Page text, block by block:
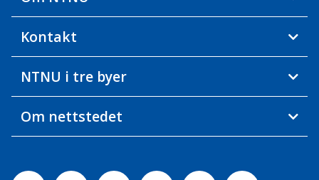
Kontakt
NTNU i tre byer
Om nettstedet